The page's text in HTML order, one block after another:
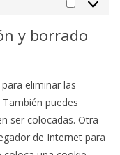
y borrado
eliminar las
puedes
ser colocadas. Otra
de Internet para